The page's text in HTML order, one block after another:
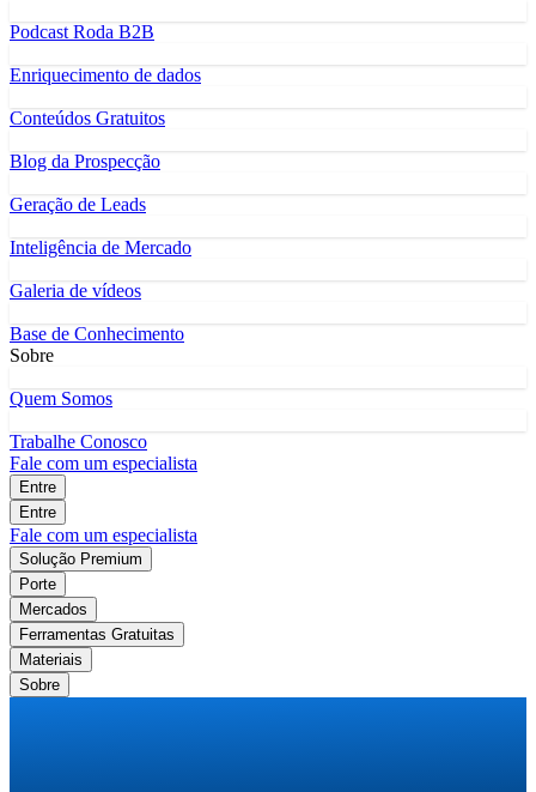
Podcast Roda B2B
Enriquecimento de dados
Conteúdos Gratuitos
Blog da Prospecção
Geração de Leads
Inteligência de Mercado
Galeria de vídeos
Base de Conhecimento
Sobre
Quem Somos
Trabalhe Conosco
Fale com um especialista
Entre
Entre
Fale com um especialista
Solução Premium
Porte
Mercados
Ferramentas Gratuitas
Materiais
Sobre